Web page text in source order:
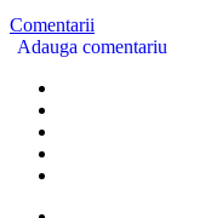
Comentarii
Adauga comentariu